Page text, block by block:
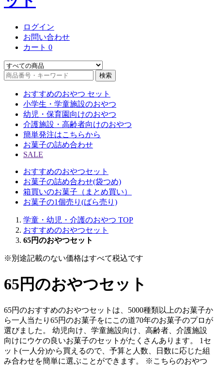
ログイン
お問い合わせ
カート 0
検索
おすすめのおやつ セット
小学生・学童施設のおやつ
幼児・保育園向けのおやつ
介護施設・高齢者向けのおやつ
簡単発注はこちらから
お菓子の詰め合わせ
SALE
おすすめのおやつセット
お菓子の詰め合わせ(袋つめ)
箱買いのお菓子（まとめ買い）
お菓子の1個売り(ばら売り)
学童・幼児・介護のおやつ TOP
おすすめのおやつセット
65円のおやつセット
※別途記載のない価格はすべて税込です
65円のおやつセット
65円のおすすめのおやつセットは、5000種類以上のお菓子か
ら一人当たり65円のお菓子をにこの道70年のお菓子のプロが
選びました。 幼児向け、学童施設向け、高齢者、介護施設
向けにウケの良いお菓子のセットがたくさんあります。 1セ
ット(一人分)から買えるので、予算と人数、日数に応じた組
み合わせを簡単に選ぶことができます。 ※こちらのおやつ